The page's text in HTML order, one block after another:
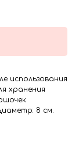
использования
хранения
8 см.